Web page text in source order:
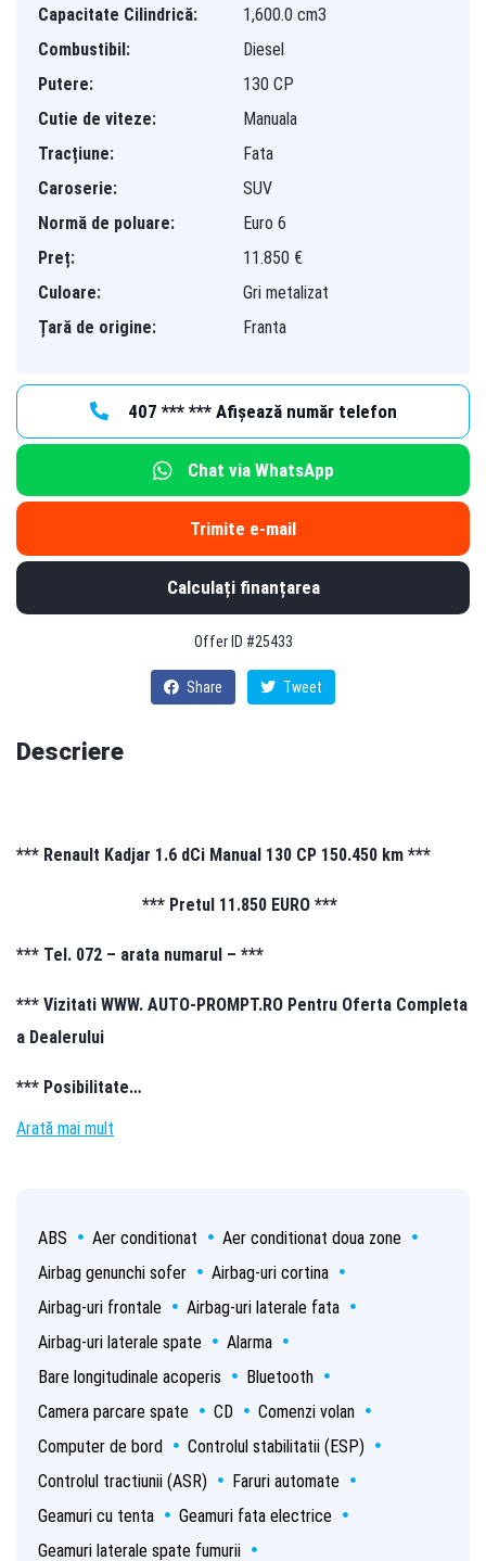
Capacitate Cilindrică:
1,600.0 cm3
Combustibil:
Diesel
Putere:
130 CP
Cutie de viteze:
Manuala
Tracțiune:
Fata
Caroserie:
SUV
Normă de poluare:
Euro 6
Preț:
11.850 €
Culoare:
Gri metalizat
Țară de origine:
Franta
407 *** *** Afișează număr telefon
Chat via WhatsApp
Trimite e-mail
Calculați finanțarea
Offer ID #25433
Share Tweet
Descriere
*** Renault Kadjar 1.6 dCi Manual 130 CP 150.450 km ***
*** Pretul 11.850 EURO ***
*** Tel. 072 – arata numarul – ***
*** Vizitati WWW. AUTO-PROMPT.RO Pentru Oferta Completa
a Dealerului
*** Posibilitate…
Arată mai mult
ABS Aer conditionat
Aer conditionat doua zone
Airbag genunchi sofer
Airbag-uri cortina
Airbag-uri frontale
Airbag-uri laterale fata
Airbag-uri laterale spate
Alarma
Bare longitudinale acoperis
Bluetooth
Camera parcare spate
CD
Comenzi volan
Computer de bord
Controlul stabilitatii (ESP)
Controlul tractiunii (ASR)
Faruri automate
Geamuri cu tenta
Geamuri fata electrice
Geamuri laterale spate fumurii